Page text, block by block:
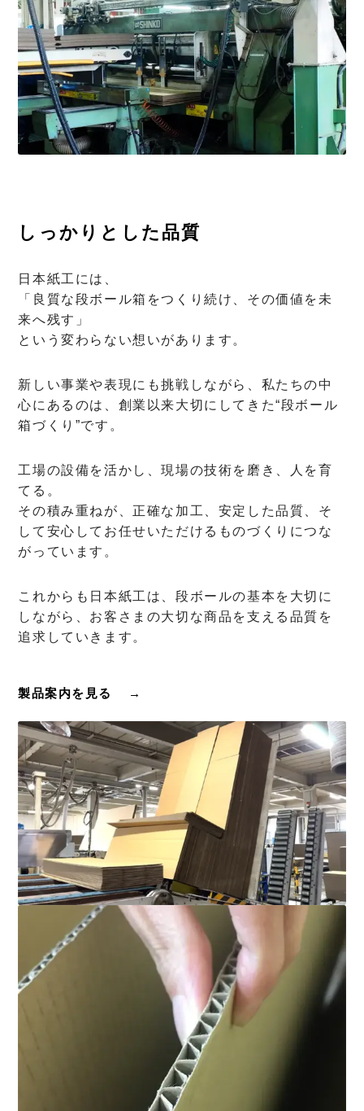
しっかりとした品質
日本紙工には、
「良質な段ボール箱をつくり続け、その価値を未
来へ残す」
という変わらない想いがあります。
新しい事業や表現にも挑戦しながら、私たちの中
心にあるのは、創業以来大切にしてきた“段ボール
箱づくり”です。
工場の設備を活かし、現場の技術を磨き、人を育
てる。
その積み重ねが、正確な加工、安定した品質、そ
して安心してお任せいただけるものづくりにつな
がっています。
これからも日本紙工は、段ボールの基本を大切に
しながら、お客さまの大切な商品を支える品質を
追求していきます。
製品案内を見る